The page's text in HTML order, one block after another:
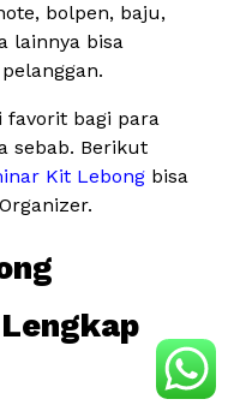
bolpen, baju,
lainnya bisa
favorit bagi para
sebab. Berikut
Kit Lebong bisa